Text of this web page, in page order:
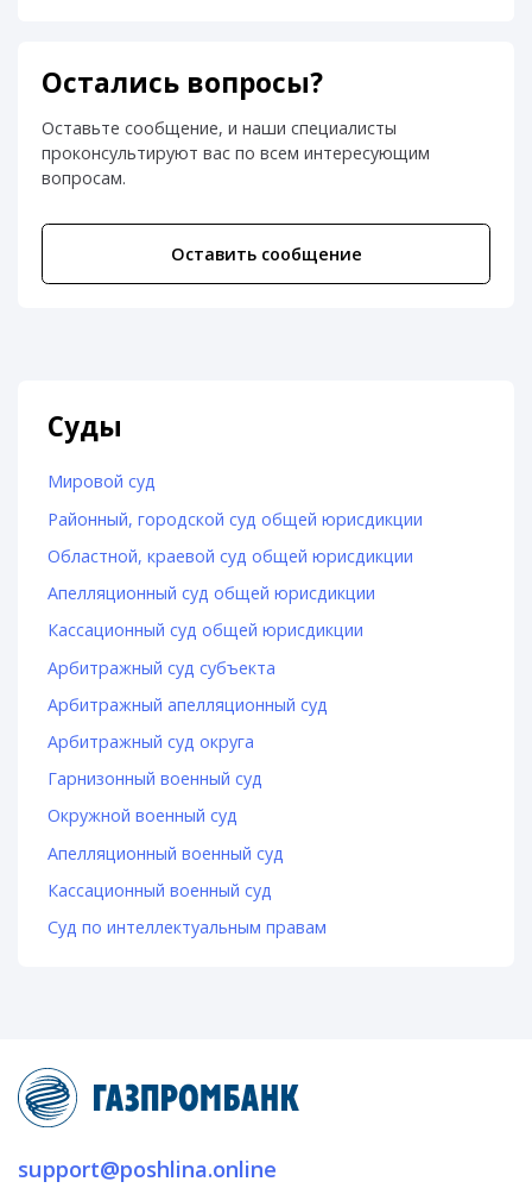
Остались вопросы?
Оставьте сообщение, и наши специалисты
проконсультируют вас по всем интересующим
вопросам.
Оставить сообщение
Суды
Мировой суд
Районный, городской суд общей юрисдикции
Областной, краевой суд общей юрисдикции
Апелляционный суд общей юрисдикции
Кассационный суд общей юрисдикции
Арбитражный суд субъекта
Арбитражный апелляционный суд
Арбитражный суд округа
Гарнизонный военный суд
Окружной военный суд
Апелляционный военный суд
Кассационный военный суд
Суд по интеллектуальным правам
support@poshlina.online